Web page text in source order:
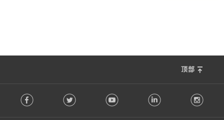
顶部
o Facebook Twitter Youtube LinkedIn